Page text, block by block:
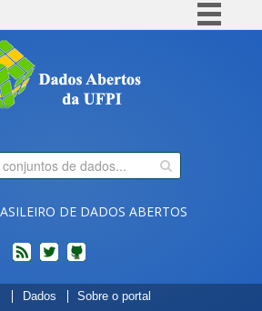
Comunica BR
Participe
Legislação
DE DADOS ABERTOS
feed twitterCódigos
fonte
Dados Sobre o portal